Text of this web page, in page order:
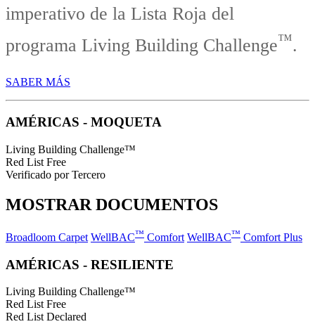
imperativo de la Lista Roja del
programa Living Building Challenge™.
SABER MÁS
AMÉRICAS - MOQUETA
Living Building Challenge™
Red List Free
Verificado por Tercero
MOSTRAR DOCUMENTOS
Broadloom Carpet WellBAC™ Comfort WellBAC™ Comfort Plus
AMÉRICAS - RESILIENTE
Living Building Challenge™
Red List Free
Red List Declared